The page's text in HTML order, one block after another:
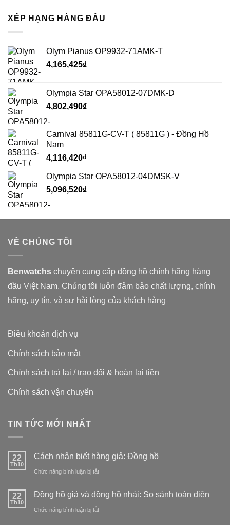
XẾP HẠNG HÀNG ĐẦU
Olym Pianus OP9932-71AMK-T
4,165,425₫
Olympia Star OPA58012-07DMK-D
4,802,490₫
Carnival 85811G-CV-T ( 85811G ) - Đồng Hồ
Nam
4,116,420₫
Olympia Star OPA58012-04DMSK-V
5,096,520₫
VỀ CHÚNG TÔI
Benwatchs chuyên cung cấp đồng hồ chính hãng hàng
đầu Việt Nam. Chúng tôi luôn đảm bảo chất lượng, chính
hãng, uy tín, và sự hài lòng của khách hàng
Điều khoản dịch vụ
Chính sách bảo mật
Chính sách trả lại / trao đổi & hoàn lại tiền
Chính sách vận chuyển
TIN TỨC MỚI NHẤT
22
Th10
Cách nhận biết hàng giả: Đồng hồ
Chức năng bình luận bị tắtở
nhận
22
Th10
Đồng hồ giả và đồng hồ nhái: So sánh toàn diện
Chức năng bình luận bị tắtở